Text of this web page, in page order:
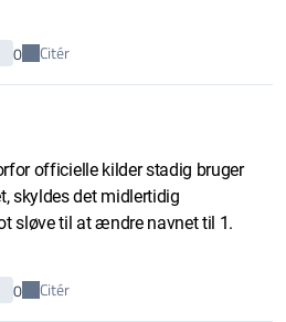
0 Citér
officielle kilder stadig bruger
skyldes det midlertidig
sløve til at ændre navnet til 1.
0 Citér